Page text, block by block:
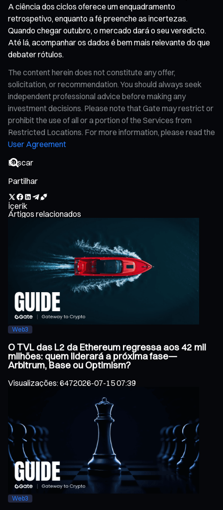
A ciência dos ciclos oferece um enquadramento
retrospetivo, enquanto a fé preenche as incertezas.
Quando chegar outubro, o mercado dará o seu veredicto.
Até lá, acompanhar os dados é bem mais relevante do que
debater rótulos.
The content herein does not constitute any offer,
solicitation, or recommendation. You should always seek
independent professional advice before making any
investment decisions. Please note that Gate may restrict or
prohibit the use of all or a portion of the Services from
Restricted Locations. For more information, please read the
User Agreement
Partilhar
İçerik
Artigos relacionados
Web3
O TVL das L2 da Ethereum regressa aos 42 mil
milhões: quem liderará a próxima fase—
Arbitrum, Base ou Optimism?
Visualizações:6472026-07-15 07:39
Web3